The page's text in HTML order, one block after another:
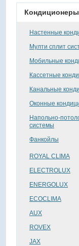
Кондиционеры
Настенные
Мулти сплит
Мобильные
Кассетные
Канальные
Оконные
Напольно-
системы
Фанкойлы
ROYAL CLIMA
ELECTROLUX
ENERGOLUX
ECOCLIMA
AUX
ROVEX
JAX